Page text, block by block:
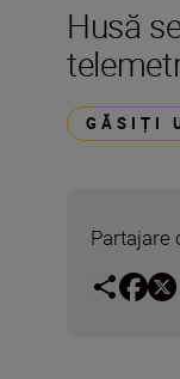
Husă
GĂSIȚI
Partajare